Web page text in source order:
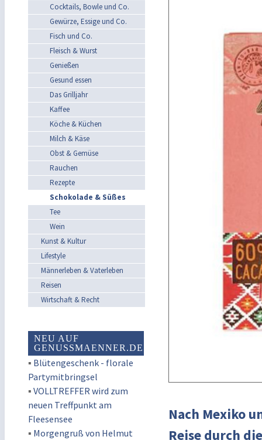
Cocktails, Bowle und Co.
Gewürze, Essige und Co.
Fisch und Co.
Fleisch & Wurst
Genießen
Gesund essen
Das Grilljahr
Kaffee
Köche & Küchen
Milch & Käse
Obst & Gemüse
Rauchen
Rezepte
Schokolade & Süßes
Tee
Wein
Kunst & Kultur
Lifestyle
Männerleben & Vaterleben
Reisen
Wirtschaft & Recht
NEU AUF
GENUSSMAENNER.DE
▪ Blütengeschenk - florale
Partymitbringsel
▪ VOLLTREFFER wird zum
neuen Treffpunkt am
Fleesensee
▪ Morgengruß von Helmut
Nach Mexiko
Reise durch